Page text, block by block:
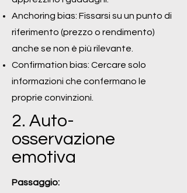
Anchoring bias: Fissarsi su un punto di
riferimento (prezzo o rendimento)
anche se non è più rilevante.
Confirmation bias: Cercare solo
informazioni che confermano le
proprie convinzioni.
2. Auto-
osservazione
emotiva
Passaggio: